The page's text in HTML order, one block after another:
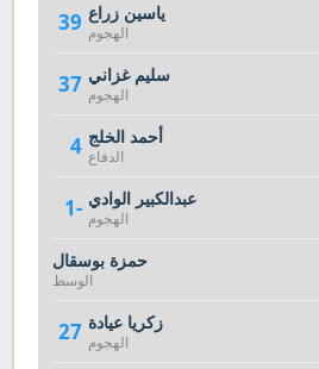
39 ياسين زراع
الهجوم
37 سليم غزاني
الهجوم
4 أحمد الخلج
الدفاع
-1 عبدالكبير الوادي
الهجوم
حمزة بوسقال
الوسط
27 زكريا عيادة
الهجوم